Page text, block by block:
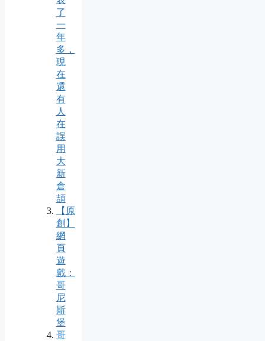
了
一
年
多，
現
在
還
有
人
在
誤
用
大
新
倉
頡
【原
創】
網
頁
遊
戲：
哥
尼
斯
堡
哥